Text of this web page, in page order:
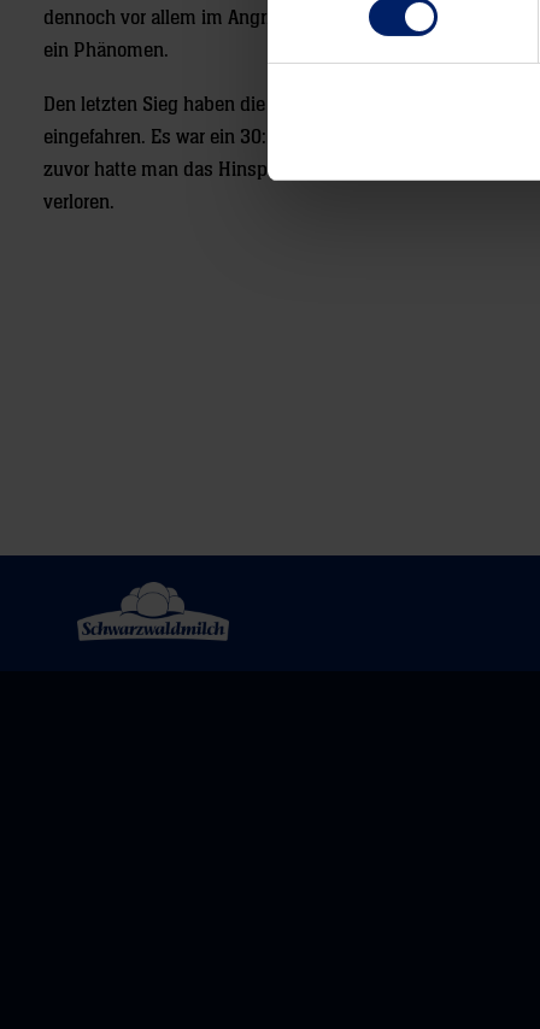
dennoch vor allem im Angriff so gar nicht laufen will in
ein Phänomen.
Den letzten Sieg haben die Gallier von der Alb am 14.
eingefahren. Es war ein 30:28 über den Bergischen HC. Zwei
zuvor hatte man das Hinspiel in Mannheim gegen die
verloren.